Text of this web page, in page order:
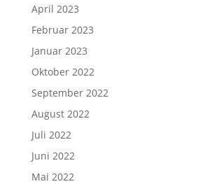
April 2023
Februar 2023
Januar 2023
Oktober 2022
September 2022
August 2022
Juli 2022
Juni 2022
Mai 2022